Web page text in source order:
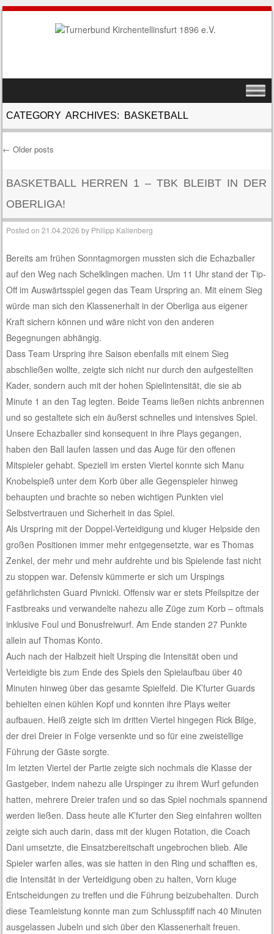
MENU
CATEGORY ARCHIVES: BASKETBALL
Post navigation
← Older posts
BASKETBALL HERREN 1 – TBK BLEIBT IN DER
OBERLIGA!
Posted on21.04.2026 by Philipp Kallenberg
Bereits am frühen Sonntagmorgen mussten sich die Echazballer
auf den Weg nach Schelklingen machen. Um 11 Uhr stand der Tip-
Off im Auswärtsspiel gegen das Team Urspring an. Mit einem Sieg
würde man sich den Klassenerhalt in der Oberliga aus eigener
Kraft sichern können und wäre nicht von den anderen
Begegnungen abhängig.
Dass Team Urspring ihre Saison ebenfalls mit einem Sieg
abschließen wollte, zeigte sich nicht nur durch den aufgestellten
Kader, sondern auch mit der hohen Spielintensität, die sie ab
Minute 1 an den Tag legten. Beide Teams ließen nichts anbrennen
und so gestaltete sich ein äußerst schnelles und intensives Spiel.
Unsere Echazballer sind konsequent in ihre Plays gegangen,
haben den Ball laufen lassen und das Auge für den offenen
Mitspieler gehabt. Speziell im ersten Viertel konnte sich Manu
Knobelspieß unter dem Korb über alle Gegenspieler hinweg
behaupten und brachte so neben wichtigen Punkten viel
Selbstvertrauen und Sicherheit in das Spiel.
Als Urspring mit der Doppel-Verteidigung und kluger Helpside den
großen Positionen immer mehr entgegensetzte, war es Thomas
Zenkel, der mehr und mehr aufdrehte und bis Spielende fast nicht
zu stoppen war. Defensiv kümmerte er sich um Urspings
gefährlichsten Guard Pivnicki. Offensiv war er stets Pfeilspitze der
Fastbreaks und verwandelte nahezu alle Züge zum Korb – oftmals
inklusive Foul und Bonusfreiwurf. Am Ende standen 27 Punkte
allein auf Thomas Konto.
Auch nach der Halbzeit hielt Ursping die Intensität oben und
Verteidigte bis zum Ende des Spiels den Spielaufbau über 40
Minuten hinweg über das gesamte Spielfeld. Die K’furter Guards
behielten einen kühlen Kopf und konnten ihre Plays weiter
aufbauen. Heiß zeigte sich im dritten Viertel hingegen Rick Bilge,
der drei Dreier in Folge versenkte und so für eine zweistellige
Führung der Gäste sorgte.
Im letzten Viertel der Partie zeigte sich nochmals die Klasse der
Gastgeber, indem nahezu alle Urspinger zu ihrem Wurf gefunden
hatten, mehrere Dreier trafen und so das Spiel nochmals spannend
werden ließen. Dass heute alle K’furter den Sieg einfahren wollten
zeigte sich auch darin, dass mit der klugen Rotation, die Coach
Dani umsetzte, die Einsatzbereitschaft ungebrochen blieb. Alle
Spieler warfen alles, was sie hatten in den Ring und schafften es,
die Intensität in der Verteidigung oben zu halten, Vorn kluge
Entscheidungen zu treffen und die Führung beizubehalten. Durch
diese Teamleistung konnte man zum Schlusspfiff nach 40 Minuten
ausgelassen Jubeln und sich über den Klassenerhalt freuen.